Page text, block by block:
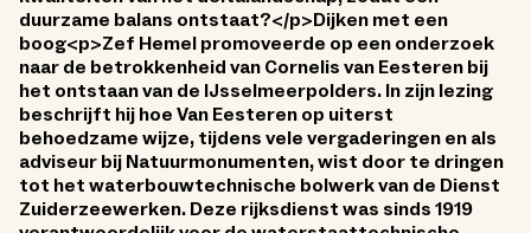
duurzame balans ontstaat?</p>Dijken met een
boog<p>Zef Hemel promoveerde op een onderzoek
naar de betrokkenheid van Cornelis van Eesteren bij
het ontstaan van de IJsselmeerpolders. In zijn lezing
beschrijft hij hoe Van Eesteren op uiterst
behoedzame wijze, tijdens vele vergaderingen en als
adviseur bij Natuurmonumenten, wist door te dringen
tot het waterbouwtechnische bolwerk van de Dienst
Zuiderzeewerken. Deze rijksdienst was sinds 1919